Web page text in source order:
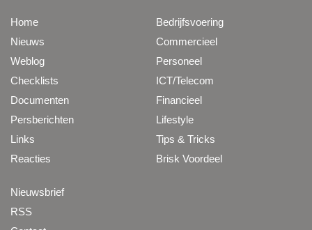
Home
Nieuws
Weblog
Checklists
Documenten
Persberichten
Links
Reacties
Bedrijfsvoering
Commercieel
Personeel
ICT/Telecom
Financieel
Lifestyle
Tips & Tricks
Brisk Voordeel
Nieuwsbrief
RSS